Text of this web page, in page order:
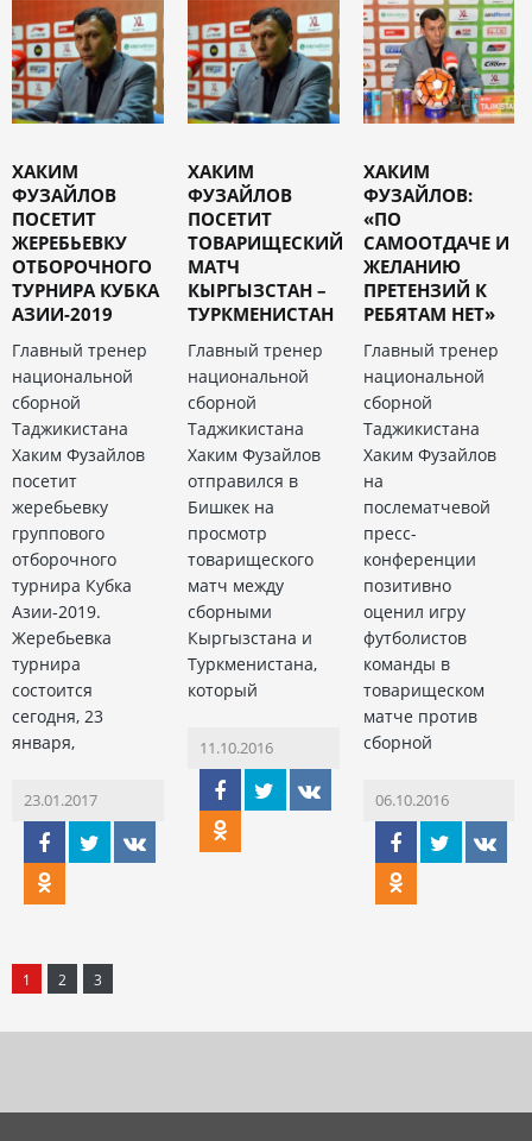
ХАКИМ
ФУЗАЙЛОВ
ПОСЕТИТ
ЖЕРЕБЬЕВКУ
ОТБОРОЧНОГО
ТУРНИРА КУБКА
АЗИИ-2019
Главный тренер
национальной
сборной
Таджикистана
Хаким Фузайлов
посетит
жеребьевку
группового
отборочного
турнира Кубка
Азии-2019.
Жеребьевка
турнира
состоится
сегодня, 23
января,
23.01.2017
ХАКИМ
ФУЗАЙЛОВ
ПОСЕТИТ
ТОВАРИЩЕСКИЙ
МАТЧ
КЫРГЫЗСТАН –
ТУРКМЕНИСТАН
Главный тренер
национальной
сборной
Таджикистана
Хаким Фузайлов
отправился в
Бишкек на
просмотр
товарищеского
матч между
сборными
Кыргызстана и
Туркменистана,
который
11.10.2016
ХАКИМ
ФУЗАЙЛОВ:
«ПО
САМООТДАЧЕ И
ЖЕЛАНИЮ
ПРЕТЕНЗИЙ К
РЕБЯТАМ НЕТ»
Главный тренер
национальной
сборной
Таджикистана
Хаким Фузайлов
на
послематчевой
пресс-
конференции
позитивно
оценил игру
футболистов
команды в
товарищеском
матче против
сборной
06.10.2016
1 2 3